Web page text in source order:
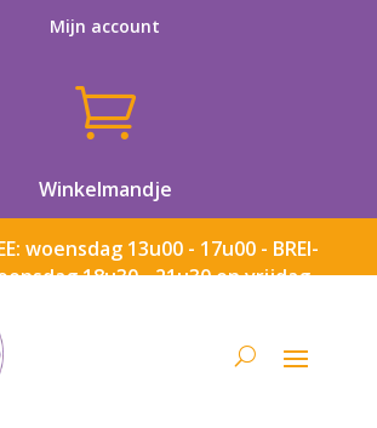
Mijn account

Winkelmandje
woensdag 13u00 - 17u00 - BREI-
18u30 - 21u30 en vrijdag